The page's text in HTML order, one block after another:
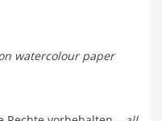
watercolour paper